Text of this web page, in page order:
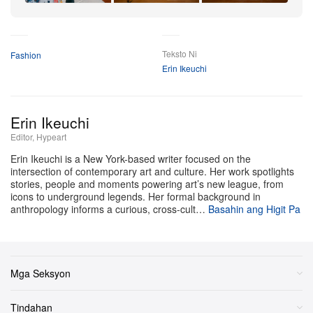
ang artist na nakasuot ng magka-partner na Hooded
Jacket at Loose Pant set, halimbawa, habang
composition—isinusulat mismo sa tela ang kaniyang
artistikong pananaliksik.
I-shop ang buong Études Studio x Maia Ruth Lee
capsule sa label sweb store.
Fashion
Teksto Ni
Erin Ikeuchi
Erin Ikeuchi
Editor, Hypeart
Erin Ikeuchi is a New York-based writer focused on the
intersection of contemporary art and culture. Her work spotlights
stories, people and moments powering art’s new league, from
icons to underground legends. Her formal background in
anthropology informs a curious, cross-cult… Basahin ang Higit Pa
Mga Seksyon
Tindahan